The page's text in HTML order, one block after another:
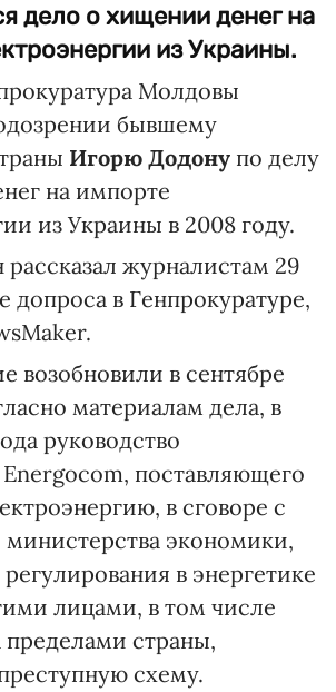
дело о хищении денег на
из Украины.
Молдовы
бывшему
Игорю Додону по делу
на импорте
из Украины в 2008 году.
журналистам 29
допроса в Генпрокуратуре,
возобновили в сентябре
материалам дела, в
руководство
поставляющего
в сговоре с
экономики,
регулирования в энергетике
лицами, в том числе
страны,
схему.